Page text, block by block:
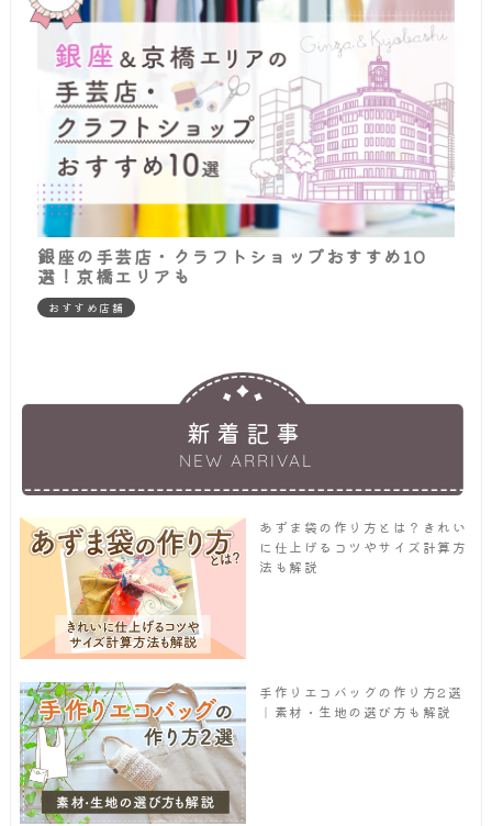
銀座の手芸店・クラフトショップおすすめ10
選！京橋エリアも
おすすめ店舗
新着記事
NEW ARRIVAL
あずま袋の作り方とは？きれい
に仕上げるコツやサイズ計算方
法も解説
手作りエコバッグの作り方2選
｜素材・生地の選び方も解説